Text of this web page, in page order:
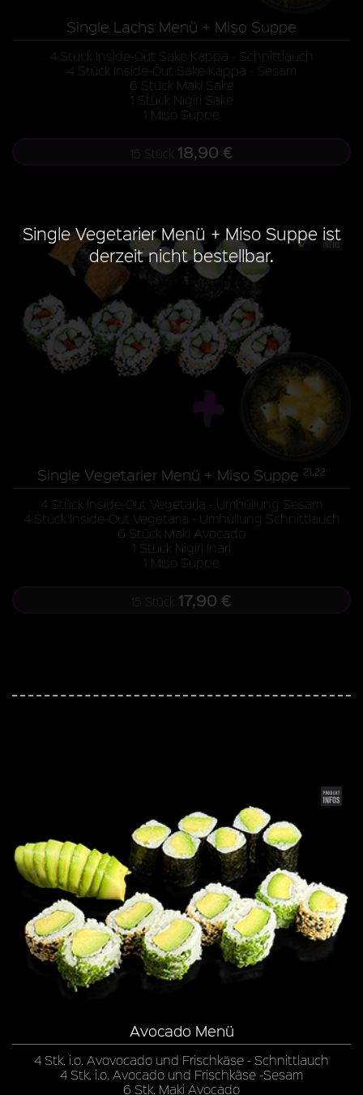
Single Lachs Menü + Miso Suppe
4 Stück Inside-Out Sake Kappa - Schnittlauch
4 Stück Inside-Out Sake Kappa - Sesam
6 Stück Maki Sake
1 Stück Nigiri Sake
1 Miso Suppe
15 Stück 18,90 €
Single Vegetarier Menü + Miso Suppe ist
derzeit nicht bestellbar.
Single Vegetarier Menü + Miso Suppe 21,22
4 Stück Inside-Out Vegetaria - Umhüllung Sesam
4 Stück Inside-Out Vegetaria - Umhüllung Schnittlauch
6 Stück Maki Avocado
1 Stück Nigiri Inari
1 Miso Suppe
15 Stück 17,90 €
Avocado Menü
4 Stk. i.o. Avovocado und Frischkäse - Schnittlauch
4 Stk. i.o. Avocado und Frischkäse -Sesam
6 Stk. Maki Avocado